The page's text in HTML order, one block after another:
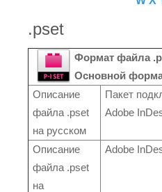
.pset
Формат файла
Основной
Описание
файла .pset
на русском
Пакет
Adobe
Описание
файла .pset
на
Adobe